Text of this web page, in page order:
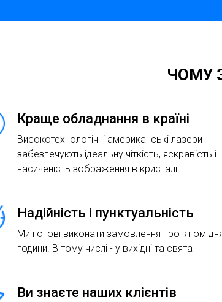
ЧОМУ
Краще обладнання в країні
Високотехнологічні американські лазери
забезпечують ідеальну чіткість, яскравість і
насиченість зображення в кристалі
Надійність і пунктуальність
Ми готові виконати замовлення протягом дня
години. В тому числі - у вихідні та свята
Ви знаєте наших клієнтів